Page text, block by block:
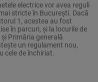
electrice vor avea reguli
stricte în București. Dacă
1, acestea au fost
în parcuri, și la locurile de
și Primăria generală
un regulament nou,
cele de închiriat.